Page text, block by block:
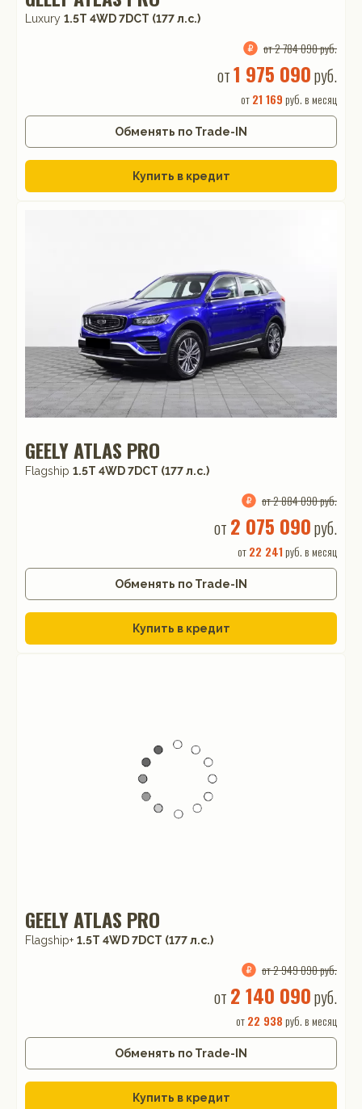
Luxury 1.5T 4WD 7DCT (177 л.с.)
от 2 784 090 руб.
от1 975 090руб.
от21 169 руб. в месяц
Обменять по Trade-IN
Купить в кредит
GEELY ATLAS PRO
Flagship 1.5T 4WD 7DCT (177 л.с.)
от 2 884 090 руб.
от 2 075 090руб.
от22 241 руб. в месяц
Обменять по Trade-IN
Купить в кредит
GEELY ATLAS PRO
Flagship+ 1.5T 4WD 7DCT (177 л.с.)
от 2 949 090 руб.
от 2 140 090руб.
от22 938 руб. в месяц
Обменять по Trade-IN
Купить в кредит